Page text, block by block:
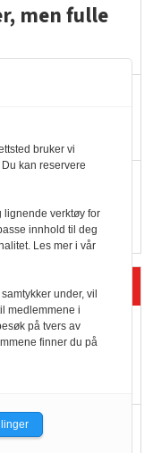
men fulle
milliard i
norske
vant
bruker vi
kan reservere
lignende verktøy for
innhold til deg
Les mer i vår
under, vil
medlemmene i
på tvers av
finner du på